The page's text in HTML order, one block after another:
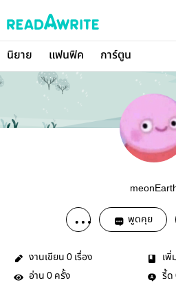
นิยาย แฟนฟิค การ์ตูน
พูดคุย
งานเขียน 0 เรื่อง เพิ่
อ่าน 0 ครั้ง รี้ด